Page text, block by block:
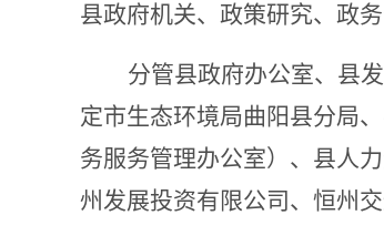
县政府机关、政策研究、政
分管县政府办公室、 县
定市生态环境局曲阳县分局、
务服务管理办公室）、县人
州发展投资有限公司、恒州交